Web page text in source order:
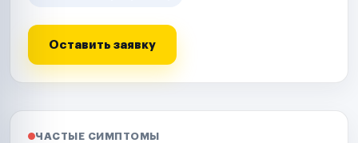
Оставить заявку
ЧАСТЫЕ СИМПТОМЫ